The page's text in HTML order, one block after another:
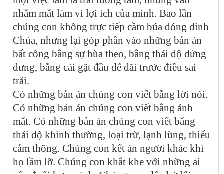
nhắm mắt làm vì lợi ích của mình. Bao lần
chúng con không trực tiếp cầm búa đóng đinh
Chúa, nhưng lại góp phần vào những bản án
bất công bằng sự hùa theo, bằng thái độ dửng
dưng, bằng cái gật đầu dễ dãi trước điều sai
trái.
Có những bản án chúng con viết bằng lời nói.
Có những bản án chúng con viết bằng ánh
mắt. Có những bản án chúng con viết bằng
thái độ khinh thường, loại trừ, lạnh lùng, thiếu
cảm thông. Chúng con kết án người khác khi
họ lầm lỡ. Chúng con khắt khe với những ai